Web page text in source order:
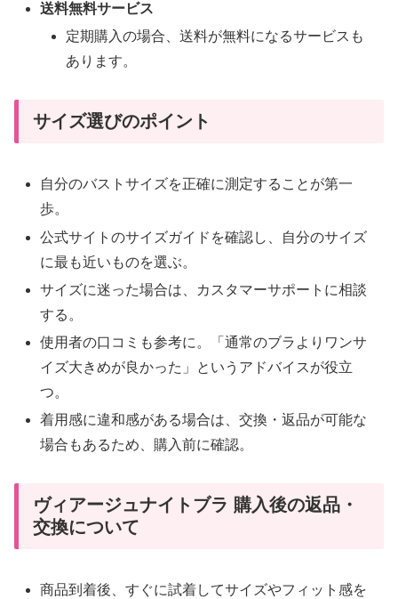
送料無料サービス
定期購入の場合、送料が無料になるサービスも
あります。
サイズ選びのポイント
自分のバストサイズを正確に測定することが第一
歩。
公式サイトのサイズガイドを確認し、自分のサイズ
に最も近いものを選ぶ。
サイズに迷った場合は、カスタマーサポートに相談
する。
使用者の口コミも参考に。「通常のブラよりワンサ
イズ大きめが良かった」というアドバイスが役立
つ。
着用感に違和感がある場合は、交換・返品が可能な
場合もあるため、購入前に確認。
ヴィアージュナイトブラ 購入後の返品・
交換について
商品到着後、すぐに試着してサイズやフィット感を